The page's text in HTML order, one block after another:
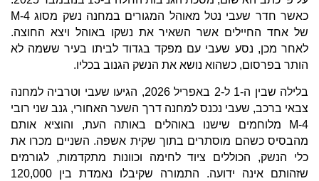
כאשר חדר שעבי נטל מאוהל המגורים במחנה נשק מסוג M-4
של אחד החיילים אשר השאיר את נשקו באוהל ויצא החוצה.
לאחר מכן, נסע שעבי עם מפקד בגדוד לביתו בעיר ששמה לא
הותר בפרסום, כשהוא נושא את הנשק הגנוב בכליו.
בלילה שבין ה-1 ל-2 באפריל 2026, הגיעו שעבי וטרביה למחנה
צבאי ברכב, שעבי נכנס למחנה דרך השער האחורי, גנב שני רובי
M-4 מלוחמים שישנו באוהלים באותה העת, והוציא אותם
מהבסיס כשהם מוסתרים בתוך שקית אשפה. השניים מכרו את
כלי הנשק, הכוללים ציוד לחימה וכוונות מתקדמות, לגורמים
שזהותם אינה ידועה. התמורה שקיבלו נאמדת בין 120,000